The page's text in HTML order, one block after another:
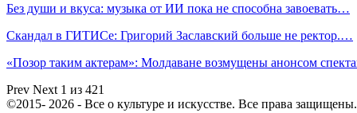
Без души и вкуса: музыка от ИИ пока не способна завоевать…
Скандал в ГИТИСе: Григорий Заславский больше не ректор.…
«Позор таким актерам»: Молдаване возмущены анонсом
Prev Next 1 из 421
©2015- 2026 - Все о культуре и искусстве. Все права защищены.